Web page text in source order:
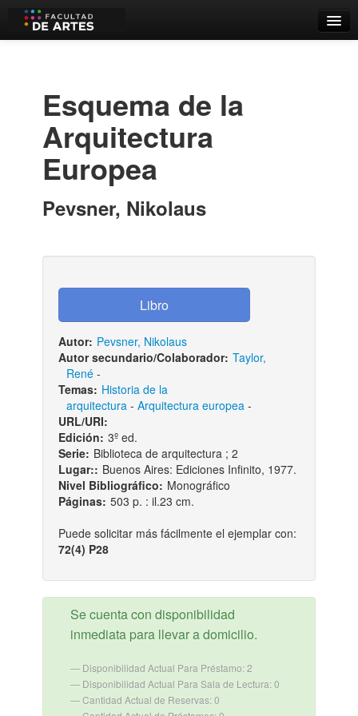
Estantes Virtuales
Esquema de la
Arquitectura
Europea
Pevsner, Nikolaus
Autor: Pevsner, Nikolaus
Autor secundario/Colaborador: Taylor,
René-
Temas: Historia de la
arquitectura- Arquitectura europea-
URL/URI:
Edición: 3º ed.
Serie: Biblioteca de arquitectura ; 2
Lugar:: Buenos Aires: Ediciones Infinito, 1977.
Nivel Bibliográfico: Monográfico
Páginas: 503 p. : il.23 cm.
Puede solicitar más fácilmente el ejemplar con:
72(4) P28
Se cuenta con disponibilidad
inmediata para llevar a domicilio.
Disponibilidad Actual Para Préstamo: 2
Disponibilidad Actual Para Sala de Lectura: 0
Cantidad Actual de Reservas: 0